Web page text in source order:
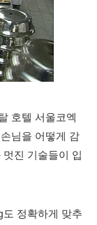
호텔 서울코엑
님을 어떻게 감
진 기술들이 입
정확하게 맞추